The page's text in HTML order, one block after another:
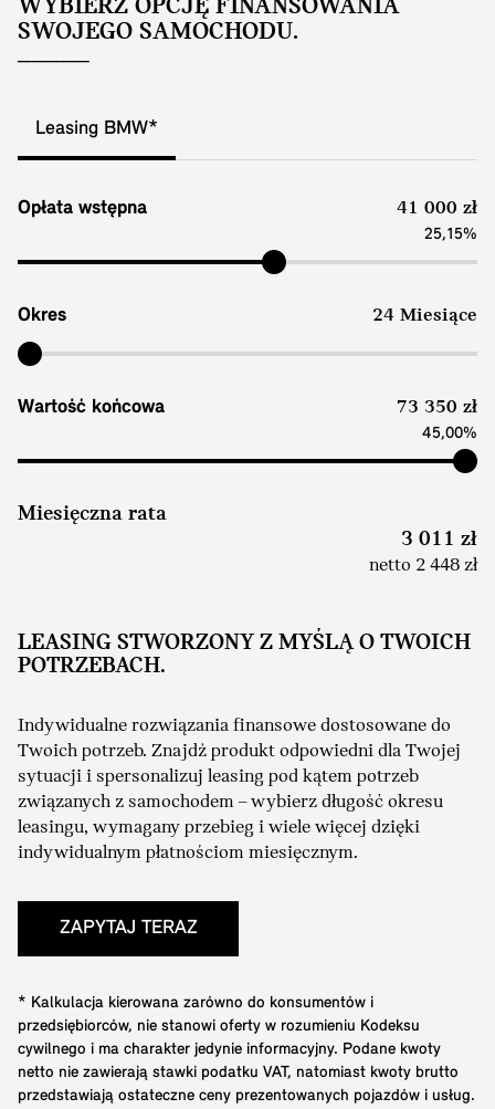
WYBIERZ OPCJĘ FINANSOWANIA
SWOJEGO SAMOCHODU.
Leasing BMW*
Opłata wstępna 41 000 zł
25,15%
Okres 24 Miesiące
Wartość końcowa 73 350 zł
45,00%
Miesięczna rata
3 011 zł
netto 2 448 zł
LEASING STWORZONY Z MYŚLĄ O TWOICH
POTRZEBACH.
Indywidualne rozwiązania finansowe dostosowane do
Twoich potrzeb. Znajdź produkt odpowiedni dla Twojej
sytuacji i spersonalizuj leasing pod kątem potrzeb
związanych z samochodem – wybierz długość okresu
leasingu, wymagany przebieg i wiele więcej dzięki
indywidualnym płatnościom miesięcznym.
ZAPYTAJ TERAZ
* Kalkulacja kierowana zarówno do konsumentów i
przedsiębiorców, nie stanowi oferty w rozumieniu Kodeksu
cywilnego i ma charakter jedynie informacyjny. Podane kwoty
netto nie zawierają stawki podatku VAT, natomiast kwoty brutto
przedstawiają ostateczne ceny prezentowanych pojazdów i usług.